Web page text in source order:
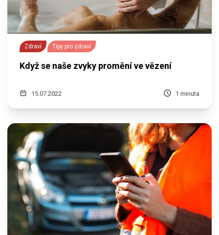
Zdraví Tipy pro zdraví
Když se naše zvyky promění ve vězení
15.07.2022 1 minuta